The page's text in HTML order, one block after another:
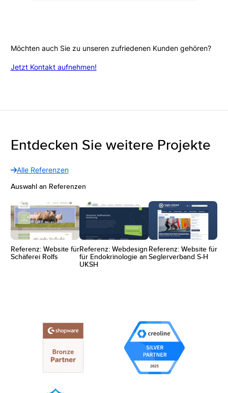
Möchten auch Sie zu unseren zufriedenen Kunden gehören?
Jetzt Kontakt aufnehmen!
Entdecken Sie weitere Projekte
Alle Referenzen
Auswahl an Referenzen
Referenz: Website für
Schäferei Rolfs
Referenz: Webdesign
für Endokrinologie an
UKSH
Referenz: Website für
Seglerverband S-H